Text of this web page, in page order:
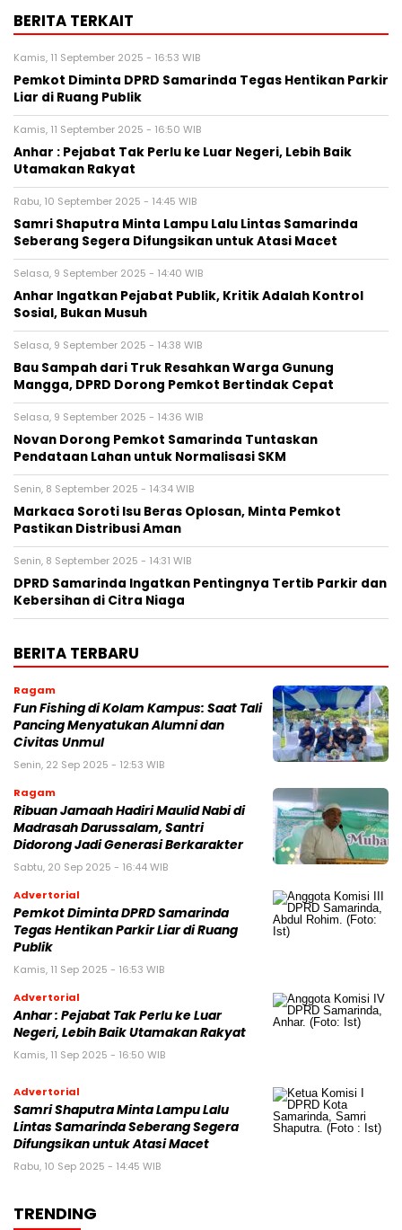
BERITA TERKAIT
Kamis, 11 September 2025 - 16:53 WIB
Pemkot Diminta DPRD Samarinda Tegas Hentikan Parkir
Liar di Ruang Publik
Kamis, 11 September 2025 - 16:50 WIB
Anhar : Pejabat Tak Perlu ke Luar Negeri, Lebih Baik
Utamakan Rakyat
Rabu, 10 September 2025 - 14:45 WIB
Samri Shaputra Minta Lampu Lalu Lintas Samarinda
Seberang Segera Difungsikan untuk Atasi Macet
Selasa, 9 September 2025 - 14:40 WIB
Anhar Ingatkan Pejabat Publik, Kritik Adalah Kontrol
Sosial, Bukan Musuh
Selasa, 9 September 2025 - 14:38 WIB
Bau Sampah dari Truk Resahkan Warga Gunung
Mangga, DPRD Dorong Pemkot Bertindak Cepat
Selasa, 9 September 2025 - 14:36 WIB
Novan Dorong Pemkot Samarinda Tuntaskan
Pendataan Lahan untuk Normalisasi SKM
Senin, 8 September 2025 - 14:34 WIB
Markaca Soroti Isu Beras Oplosan, Minta Pemkot
Pastikan Distribusi Aman
Senin, 8 September 2025 - 14:31 WIB
DPRD Samarinda Ingatkan Pentingnya Tertib Parkir dan
Kebersihan di Citra Niaga
BERITA TERBARU
Ragam
Fun Fishing di Kolam Kampus: Saat Tali
Pancing Menyatukan Alumni dan
Civitas Unmul
Senin, 22 Sep 2025 - 12:53 WIB
Ragam
Ribuan Jamaah Hadiri Maulid Nabi di
Madrasah Darussalam, Santri
Didorong Jadi Generasi Berkarakter
Sabtu, 20 Sep 2025 - 16:44 WIB
Advertorial
Pemkot Diminta DPRD Samarinda
Tegas Hentikan Parkir Liar di Ruang
Publik
Kamis, 11 Sep 2025 - 16:53 WIB
Advertorial
Anhar : Pejabat Tak Perlu ke Luar
Negeri, Lebih Baik Utamakan Rakyat
Kamis, 11 Sep 2025 - 16:50 WIB
Advertorial
Samri Shaputra Minta Lampu Lalu
Lintas Samarinda Seberang Segera
Difungsikan untuk Atasi Macet
Rabu, 10 Sep 2025 - 14:45 WIB
TRENDING